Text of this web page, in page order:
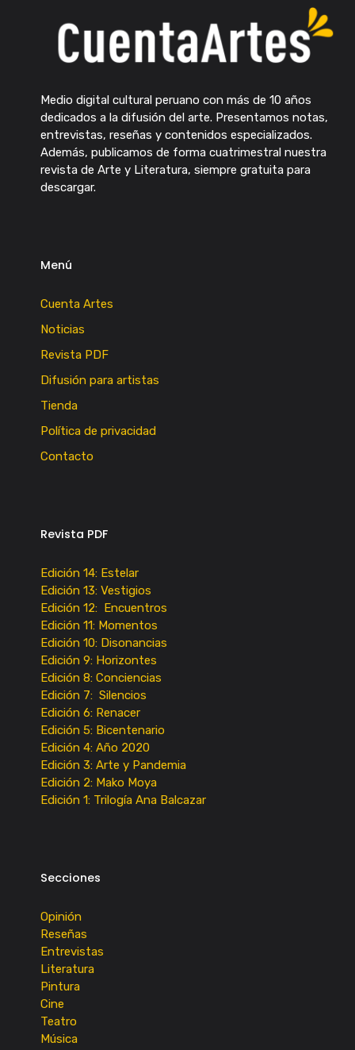
Medio digital cultural peruano con más de 10 años
dedicados a la difusión del arte. Presentamos notas,
entrevistas, reseñas y contenidos especializados.
Además, publicamos de forma cuatrimestral nuestra
revista de Arte y Literatura, siempre gratuita para
descargar.
Menú
Cuenta Artes
Noticias
Revista PDF
Difusión para artistas
Tienda
Política de privacidad
Contacto
Revista PDF
Edición 14: Estelar
Edición 13: Vestigios
Edición 12: Encuentros
Edición 11: Momentos
Edición 10: Disonancias
Edición 9: Horizontes
Edición 8: Conciencias
Edición 7: Silencios
Edición 6: Renacer
Edición 5: Bicentenario
Edición 4: Año 2020
Edición 3: Arte y Pandemia
Edición 2: Mako Moya
Edición 1: Trilogía Ana Balcazar
Secciones
Opinión
Reseñas
Entrevistas
Literatura
Pintura
Cine
Teatro
Música